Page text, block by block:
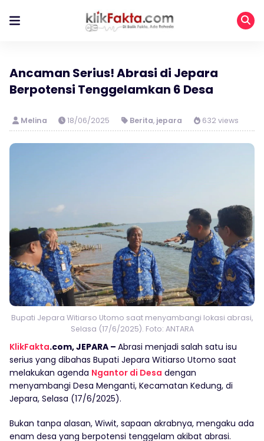
Ancaman Serius! Abrasi di Jepara
Berpotensi Tenggelamkan 6 Desa
Melina 18/06/2025 Berita, jepara 632 views
Bupati Jepara Witiarso Utomo saat menyambangi lokasi abrasi,
Selasa (17/6/2025). Foto: ANTARA
KlikFakta.com, JEPARA – Abrasi menjadi salah satu isu
serius yang dibahas Bupati Jepara Witiarso Utomo saat
melakukan agenda Ngantor di Desa dengan
menyambangi Desa Menganti, Kecamatan Kedung, di
Jepara, Selasa (17/6/2025).
Bukan tanpa alasan, Wiwit, sapaan akrabnya, mengaku ada
enam desa yang berpotensi tenggelam akibat abrasi.